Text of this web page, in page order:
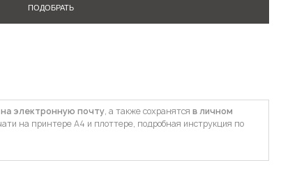
ПОДОБРАТЬ
на электронную почту, а также сохранятся в личном
на принтере А4 и плоттере, подробная инструкция по